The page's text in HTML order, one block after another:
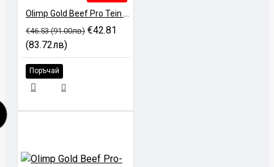
Olimp Gold Beef Pro Tein - 700 gr
€46.53 (91.00лв) €42.81
(83.72лв)
Поръчай